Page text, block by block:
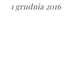
1 grudnia 2016